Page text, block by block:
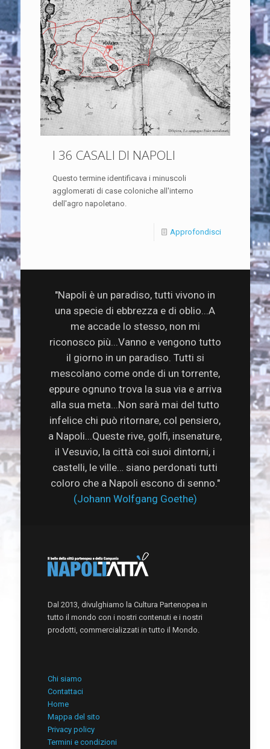
I 36 CASALI DI NAPOLI
Questo termine identificava i minuscoli
agglomerati di case coloniche all'interno
dell'agro napoletano.
Approfondisci
"Napoli è un paradiso, tutti vivono in
una specie di ebbrezza e di oblio...A
me accade lo stesso, non mi
riconosco più...Vanno e vengono tutto
il giorno in un paradiso. Tutti si
mescolano come onde di un torrente,
eppure ognuno trova la sua via e arriva
alla sua meta...Non sarà mai del tutto
infelice chi può ritornare, col pensiero,
a Napoli...Queste rive, golfi, insenature,
il Vesuvio, la città coi suoi dintorni, i
castelli, le ville… siano perdonati tutti
coloro che a Napoli escono di senno."
(Johann Wolfgang Goethe)
Dal 2013, divulghiamo la Cultura Partenopea in
tutto il mondo con i nostri contenuti e i nostri
prodotti, commercializzati in tutto il Mondo.
Chi siamo
Contattaci
Home
Mappa del sito
Privacy policy
Termini e condizioni